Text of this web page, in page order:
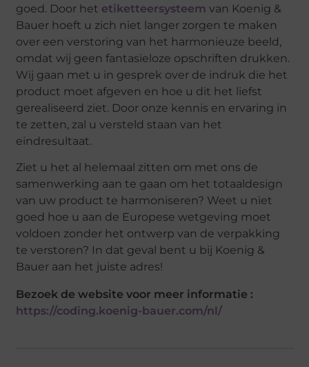
goed. Door het etiketteersysteem van Koenig &
Bauer hoeft u zich niet langer zorgen te maken
over een verstoring van het harmonieuze beeld,
omdat wij geen fantasieloze opschriften drukken.
Wij gaan met u in gesprek over de indruk die het
product moet afgeven en hoe u dit het liefst
gerealiseerd ziet. Door onze kennis en ervaring in
te zetten, zal u versteld staan van het
eindresultaat.
Ziet u het al helemaal zitten om met ons de
samenwerking aan te gaan om het totaaldesign
van uw product te harmoniseren? Weet u niet
goed hoe u aan de Europese wetgeving moet
voldoen zonder het ontwerp van de verpakking
te verstoren? In dat geval bent u bij Koenig &
Bauer aan het juiste adres!
Bezoek de website voor meer informatie :
https://coding.koenig-bauer.com/nl/